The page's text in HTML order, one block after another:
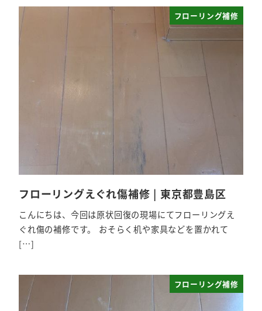
フローリング補修
フローリングえぐれ傷補修 | 東京都豊島区
こんにちは、今回は原状回復の現場にてフローリングえ
ぐれ傷の補修です。 おそらく机や家具などを置かれて
[…]
フローリング補修